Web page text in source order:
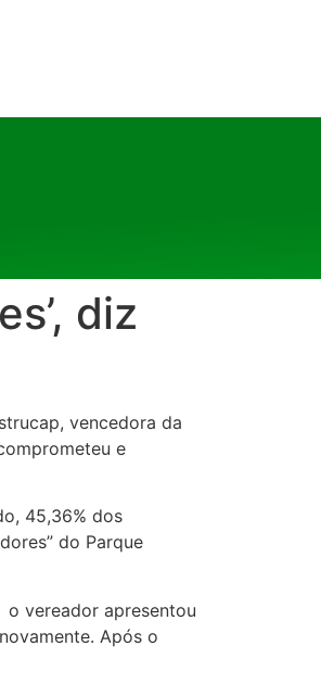
diz
vencedora da
e
45,36% dos
do Parque
o vereador apresentou
Após o